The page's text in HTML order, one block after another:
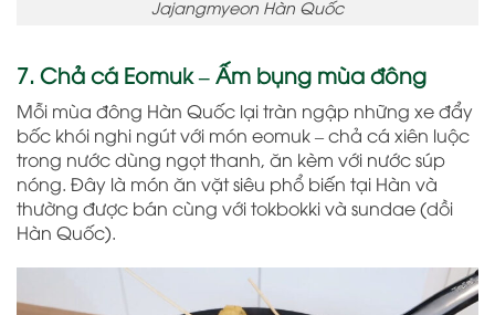
Jajangmyeon Hàn Quốc
7. Chả cá Eomuk – Ấm bụng mùa đông
Mỗi mùa đông Hàn Quốc lại tràn ngập những xe đẩy
bốc khói nghi ngút với món eomuk – chả cá xiên luộc
trong nước dùng ngọt thanh, ăn kèm với nước súp
nóng. Đây là món ăn vặt siêu phổ biến tại Hàn và
thường được bán cùng với tokbokki và sundae (dồi
Hàn Quốc).